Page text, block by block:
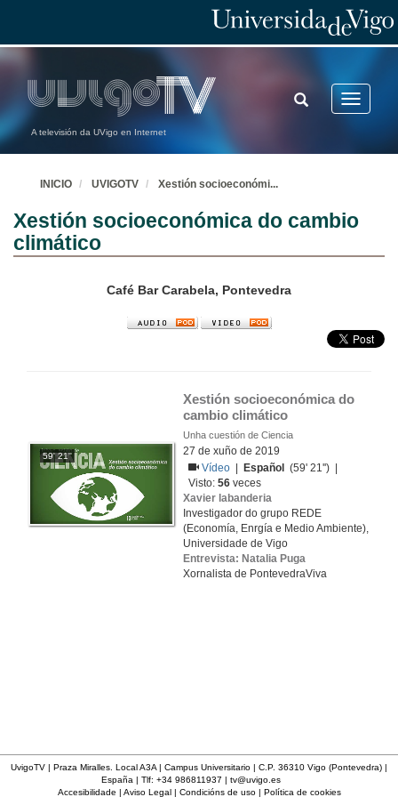
A televisión da UVigo en Internet
Toggle
TOGGLE
SEARCH
INICIO UVIGOTV Xestión socioeconómi...
Xestión socioeconómica do cambio
climático
Café Bar Carabela, Pontevedra
59' 21''
Xestión socioeconómica do
cambio climático
Unha cuestión de Ciencia
27 de xuño de 2019
Vídeo
Español
(59' 21'') |
Visto:56 veces
Xavier labanderia
Investigador do grupo REDE
(Economía, Enrgía e Medio Ambiente),
Universidade de Vigo
Entrevista: Natalia Puga
Xornalista de PontevedraViva
UvigoTV | Praza Miralles. Local A3A | Campus Universitario | C.P. 36310 Vigo (Pontevedra) |
España | Tlf: +34 986811937 | tv@uvigo.es
Accesibilidade | Aviso Legal| Condicións de uso| Política de cookies